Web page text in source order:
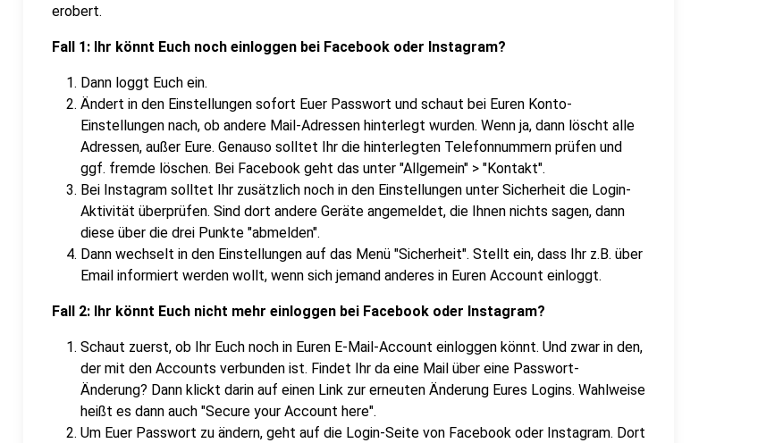
erobert.
Fall 1: Ihr könnt Euch noch einloggen bei Facebook oder Instagram?
Dann loggt Euch ein.
Ändert in den Einstellungen sofort Euer Passwort und schaut bei Euren Konto-
Einstellungen nach, ob andere Mail-Adressen hinterlegt wurden. Wenn ja, dann löscht alle
Adressen, außer Eure. Genauso solltet Ihr die hinterlegten Telefonnummern prüfen und
ggf. fremde löschen. Bei Facebook geht das unter "Allgemein" > "Kontakt".
Bei Instagram solltet Ihr zusätzlich noch in den Einstellungen unter Sicherheit die Login-
Aktivität überprüfen. Sind dort andere Geräte angemeldet, die Ihnen nichts sagen, dann
diese über die drei Punkte "abmelden".
Dann wechselt in den Einstellungen auf das Menü "Sicherheit". Stellt ein, dass Ihr z.B. über
Email informiert werden wollt, wenn sich jemand anderes in Euren Account einloggt.
Fall 2: Ihr könnt Euch nicht mehr einloggen bei Facebook oder Instagram?
Schaut zuerst, ob Ihr Euch noch in Euren E-Mail-Account einloggen könnt. Und zwar in den,
der mit den Accounts verbunden ist. Findet Ihr da eine Mail über eine Passwort-
Änderung? Dann klickt darin auf einen Link zur erneuten Änderung Eures Logins. Wahlweise
heißt es dann auch "Secure your Account here".
Um Euer Passwort zu ändern, geht auf die Login-Seite von Facebook oder Instagram. Dort